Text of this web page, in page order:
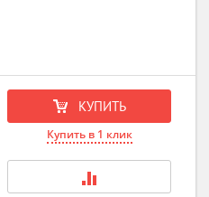
КУПИТЬ
Купить в 1 клик